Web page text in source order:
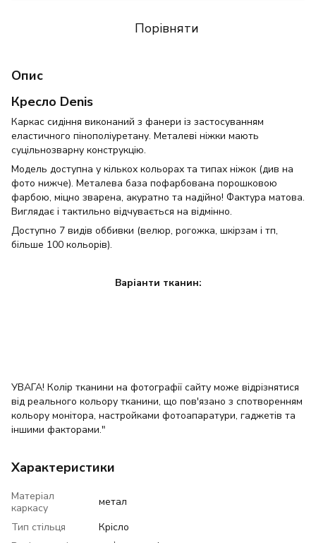
Порівняти
Опис
Кресло Denis
Каркас сидіння виконаний з фанери із застосуванням
еластичного пінополіуретану. Металеві ніжки мають
суцільнозварну конструкцію.
Модель доступна у кількох кольорах та типах ніжок (див на
фото нижче). Металева база пофарбована порошковою
фарбою, міцно зварена, акуратно та надійно! Фактура матова.
Виглядає і тактильно відчувається на відмінно.
Доступно 7 видів оббивки (велюр, рогожка, шкірзам і тп,
більше 100 кольорів).
Варіанти тканин:
УВАГА! Колір тканини на фотографії сайту може відрізнятися
від реального кольору тканини, що пов'язано з спотворенням
кольору монітора, настройками фотоапаратури, гаджетів та
іншими факторами."
Характеристики
Матеріал
каркасу
метал
Тип стільця
Крісло